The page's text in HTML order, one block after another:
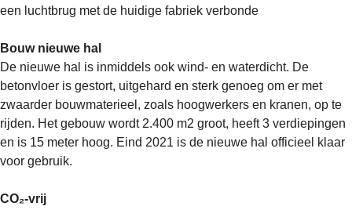
een luchtbrug met de huidige fabriek verbonde
Bouw nieuwe hal
De nieuwe hal is inmiddels ook wind- en waterdicht. De
betonvloer is gestort, uitgehard en sterk genoeg om er met
zwaarder bouwmaterieel, zoals hoogwerkers en kranen, op te
rijden. Het gebouw wordt 2.400 m2 groot, heeft 3 verdiepingen
en is 15 meter hoog. Eind 2021 is de nieuwe hal officieel klaar
voor gebruik.
CO₂-vrij